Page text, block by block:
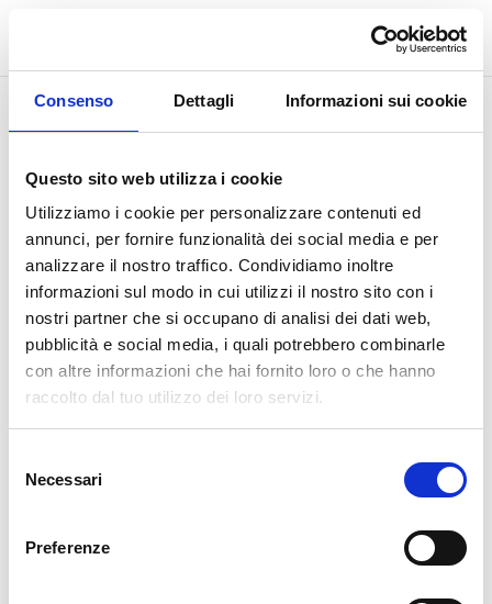
Consenso Dettagli Informazioni sui cookie
Questo sito web utilizza i cookie
Utilizziamo i cookie per personalizzare contenuti ed
annunci, per fornire funzionalità dei social media e per
analizzare il nostro traffico. Condividiamo inoltre
informazioni sul modo in cui utilizzi il nostro sito con i
nostri partner che si occupano di analisi dei dati web,
pubblicità e social media, i quali potrebbero combinarle
con altre informazioni che hai fornito loro o che hanno
raccolto dal tuo utilizzo dei loro servizi.
delNecessari
Preferenze
school interactive_space